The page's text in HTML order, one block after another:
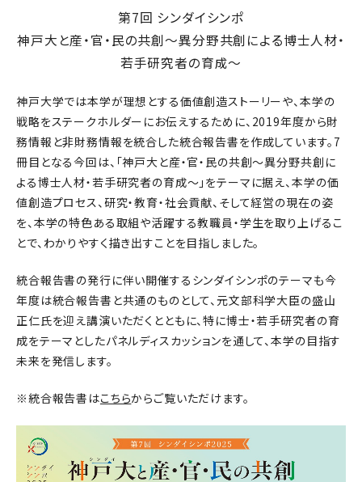
第7回 シンダイシンポ
神戸大と産・官・民の共創〜異分野共創による博士人材・
若手研究者の育成〜
神戸大学では本学が理想とする価値創造ストーリーや、本学の
戦略をステークホルダーにお伝えするために、2019年度から財
務情報と非財務情報を統合した統合報告書を作成しています。7
冊目となる今回は、「神戸大と産・官・民の共創～異分野共創に
よる博士人材・若手研究者の育成～」をテーマに据え、本学の価
値創造プロセス、研究・教育・社会貢献、そして経営の現在の姿
を、本学の特色ある取組や活躍する教職員・学生を取り上げるこ
とで、わかりやすく描き出すことを目指しました。
統合報告書の発行に伴い開催するシンダイシンポのテーマも今
年度は統合報告書と共通のものとして、元文部科学大臣の盛山
正仁氏を迎え講演いただくとともに、特に博士・若手研究者の育
成をテーマとしたパネルディスカッションを通して、本学の目指す
未来を発信します。
※統合報告書はこちらからご覧いただけます。